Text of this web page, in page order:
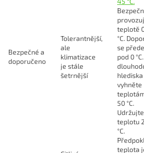
Bezpečné a
doporučeno
Tolerantnější,
ale
klimatizace
je stále
šetrnější
teplotě
°C.
se
pod 0
vyhněte
50 °C.
Udržujte
teplotu
°C.
teplota